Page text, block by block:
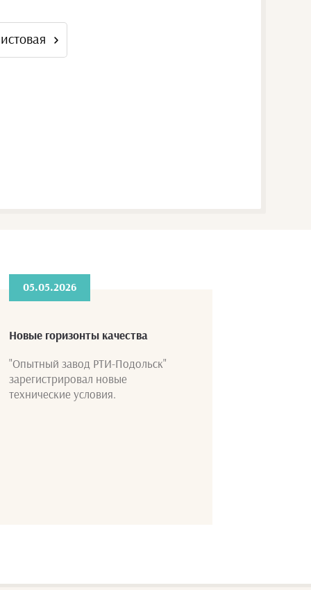
05.05.2026
Новые горизонты качества
"Опытный завод РТИ-Подольск"
зарегистрировал новые
технические условия.